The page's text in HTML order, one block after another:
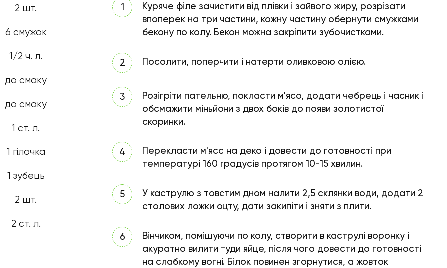
2 шт.
6 смужок
1/2 ч. л.
до смаку
до смаку
1 ст. л.
1 гілочка
1 зубець
2 шт.
2 ст. л.
Куряче філе зачистити від плівки і зайвого жиру, розрізати
впоперек на три частини, кожну частину обернути смужками
бекону по колу. Бекон можна закріпити зубочистками.
Посолити, поперчити і натерти оливковою олією.
Розігріти пательню, покласти м'ясо, додати чебрець і часник і
обсмажити міньйони з двох боків до появи золотистої
скоринки.
Перекласти м'ясо на деко і довести до готовності при
температурі 160 градусів протягом 10-15 хвилин.
У каструлю з товстим дном налити 2,5 склянки води, додати 2
столових ложки оцту, дати закипіти і зняти з плити.
Вінчиком, помішуючи по колу, створити в каструлі воронку і
акуратно вилити туди яйце, після чого довести до готовності
на слабкому вогні. Білок повинен згорнутися, а жовток